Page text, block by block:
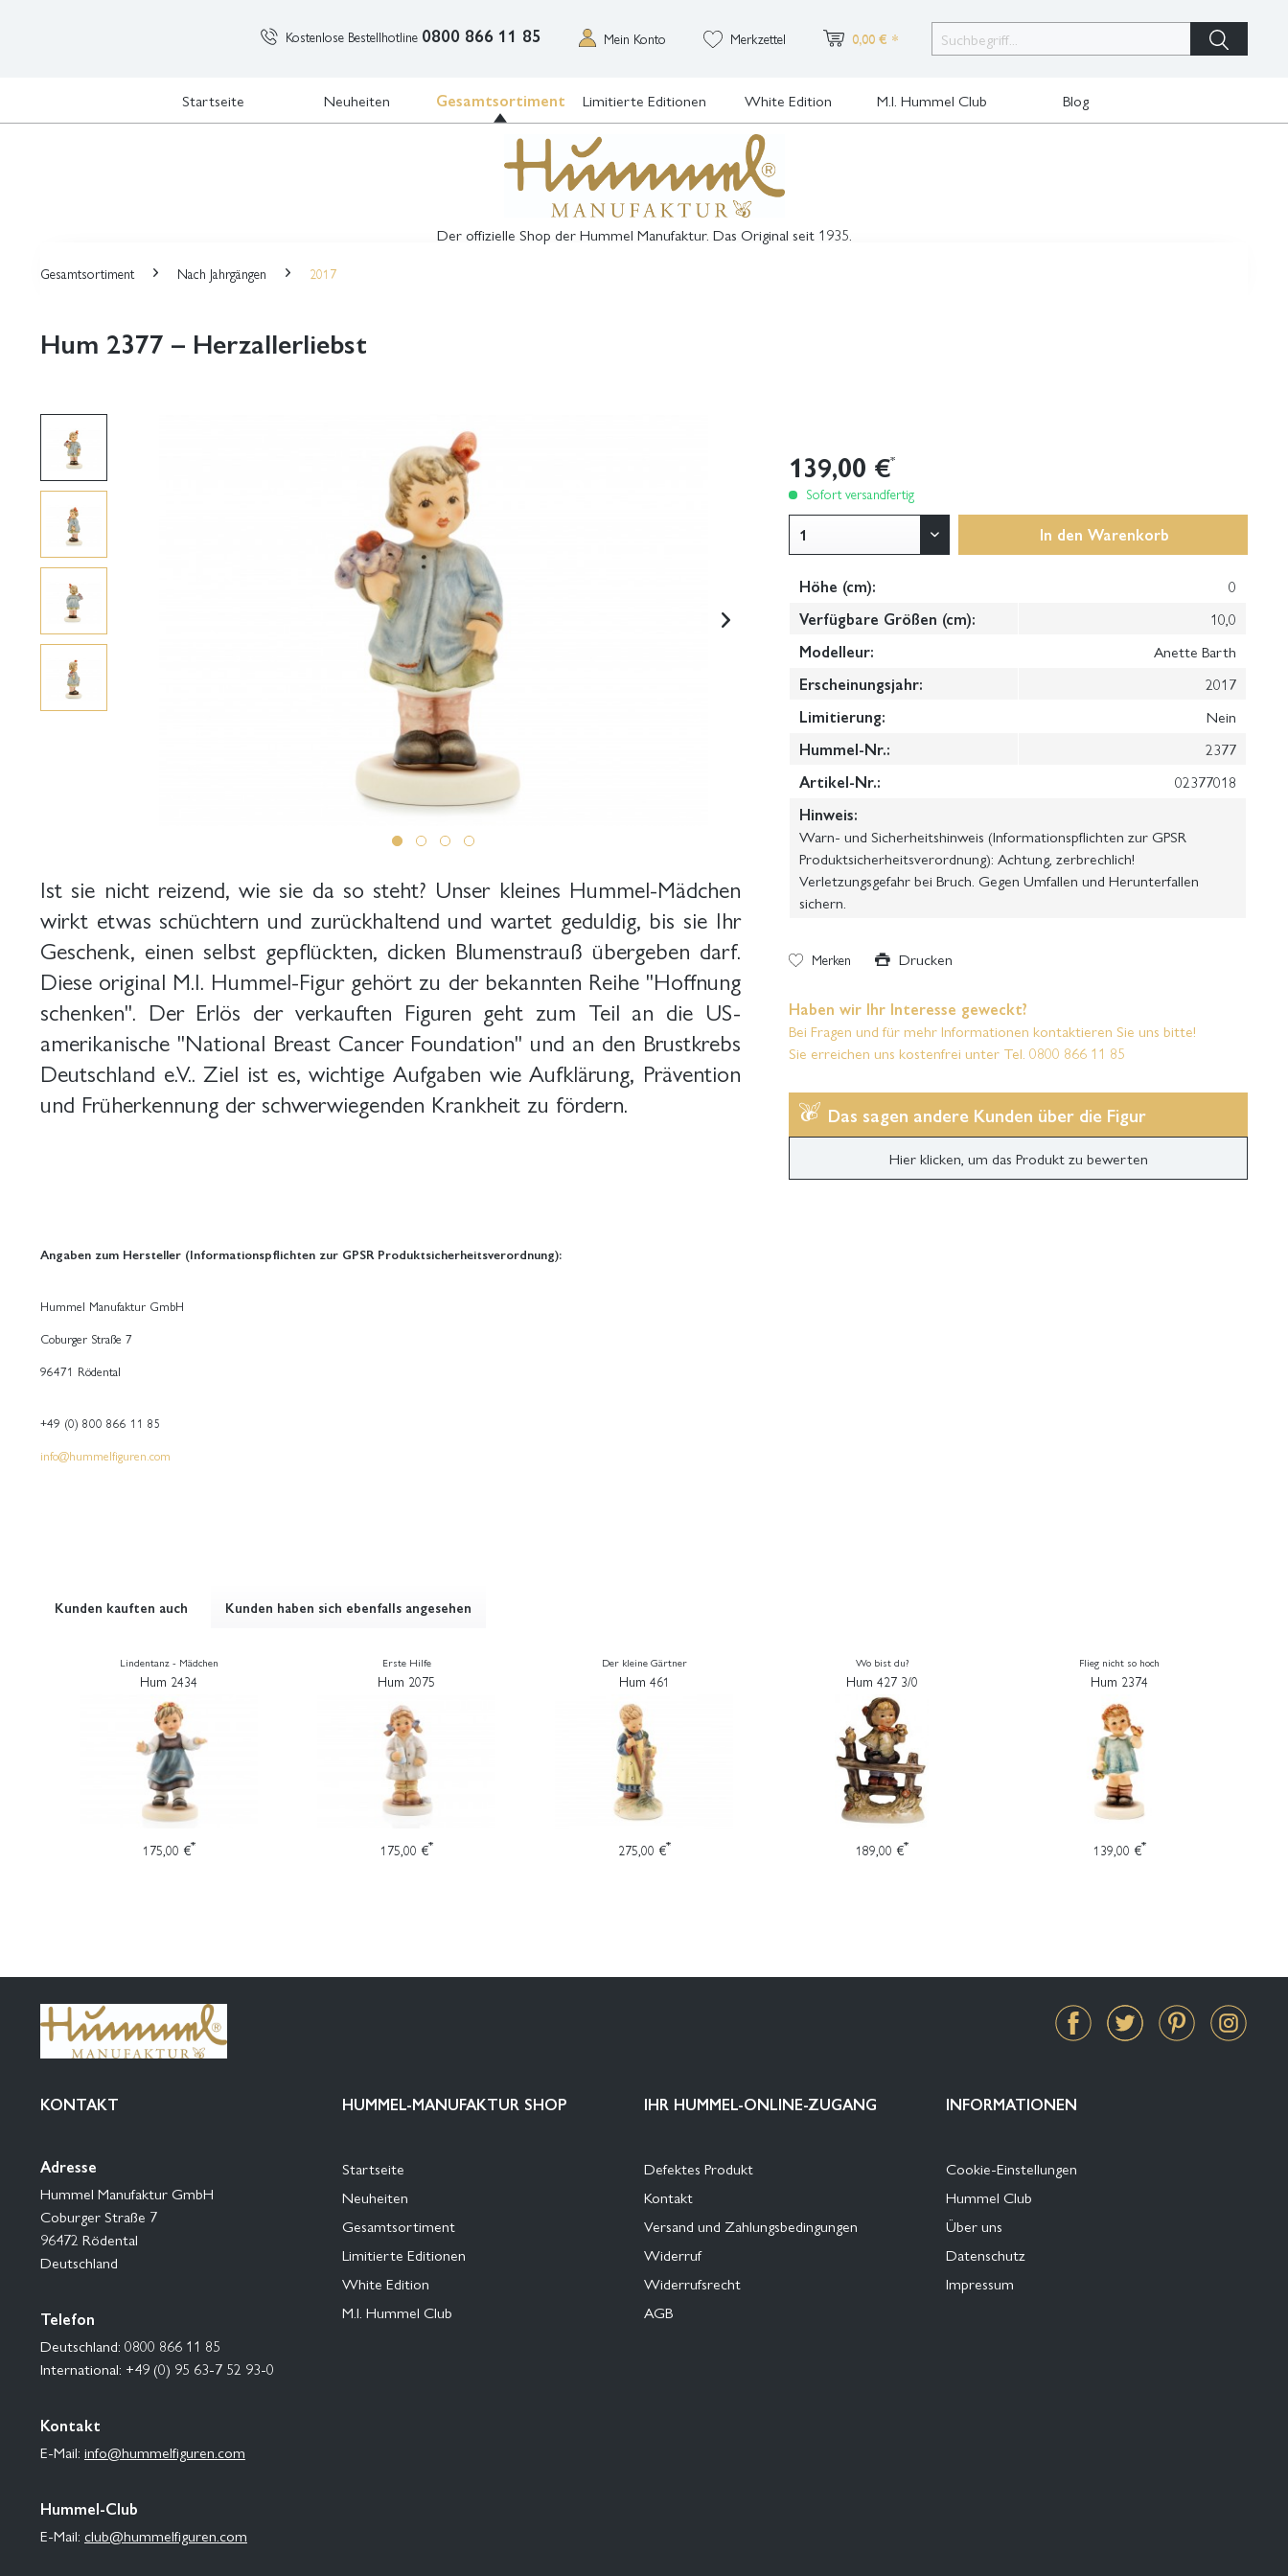
Kostenlose Bestellhotline 0800 866 11 85 Mein Konto Merkzettel 0,00 € *
Startseite Neuheiten Gesamtsortiment Limitierte Editionen White Edition M.I. Hummel Club Blog
Der offizielle Shop der Hummel Manufaktur. Das Original seit 1935.
Gesamtsortiment Nach Jahrgängen 2017
Hum 2377 – Herzallerliebst
Ist sie nicht reizend, wie sie da so steht? Unser kleines Hummel-Mädchen
wirkt etwas schüchtern und zurückhaltend und wartet geduldig, bis sie Ihr
Geschenk, einen selbst gepflückten, dicken Blumenstrauß übergeben darf.
Diese original M.I. Hummel-Figur gehört zu der bekannten Reihe "Hoffnung
schenken". Der Erlös der verkauften Figuren geht zum Teil an die US-
amerikanische "National Breast Cancer Foundation" und an den Brustkrebs
Deutschland e.V.. Ziel ist es, wichtige Aufgaben wie Aufklärung, Prävention
und Früherkennung der schwerwiegenden Krankheit zu fördern.
Angaben zum Hersteller (Informationspflichten zur GPSR Produktsicherheitsverordnung):
Hummel Manufaktur GmbH
Coburger Straße 7
96471 Rödental
+49 (0) 800 866 11 85
info@hummelfiguren.com
139,00 €*
Sofort versandfertig
In den Warenkorb
Höhe (cm):
0
Verfügbare Größen (cm):
10,0
Modelleur:
Anette Barth
Erscheinungsjahr:
2017
Limitierung:
Nein
Hummel-Nr.:
2377
Artikel-Nr.:
02377018
Hinweis:
Warn- und Sicherheitshinweis (Informationspflichten zur GPSR
Produktsicherheitsverordnung): Achtung, zerbrechlich!
Verletzungsgefahr bei Bruch. Gegen Umfallen und Herunterfallen
sichern.
Merken Drucken
Haben wir Ihr Interesse geweckt?
Bei Fragen und für mehr Informationen kontaktieren Sie uns bitte!
Sie erreichen uns kostenfrei unter Tel. 0800 866 11 85
Das sagen andere Kunden über die Figur
Hier klicken, um das Produkt zu bewerten
Kunden kauften auch Kunden haben sich ebenfalls angesehen
Lindentanz - Mädchen
Hum 2434
175,00 €*
Erste Hilfe
Hum 2075
175,00 €*
Der kleine Gärtner
Hum 461
275,00 €*
Wo bist du?
Hum 427 3/0
189,00 €*
Flieg nicht so hoch
Hum 2374
139,00 €*
KONTAKT
Adresse
Hummel Manufaktur GmbH
Coburger Straße 7
96472 Rödental
Deutschland
Telefon
Deutschland: 0800 866 11 85
International: +49 (0) 95 63-7 52 93-0
Kontakt
E-Mail: info@hummelfiguren.com
Hummel-Club
E-Mail: club@hummelfiguren.com
HUMMEL-MANUFAKTUR SHOP
Startseite
Neuheiten
Gesamtsortiment
Limitierte Editionen
White Edition
M.I. Hummel Club
IHR HUMMEL-ONLINE-ZUGANG
Defektes Produkt
Kontakt
Versand und Zahlungsbedingungen
Widerruf
Widerrufsrecht
AGB
INFORMATIONEN
Cookie-Einstellungen
Hummel Club
Über uns
Datenschutz
Impressum